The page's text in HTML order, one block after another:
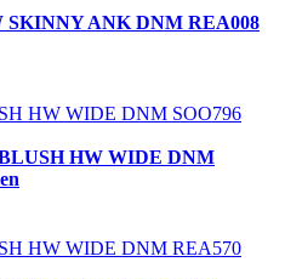
SKINNY ANK DNM REA008
HW WIDE DNM